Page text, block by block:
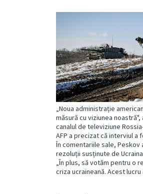
„Noua administrație
măsură cu viziunea
canalul de televiziune
AFP a precizat că interviul
În comentariile sale, Peskov
rezoluții susținute de
„În plus, să votăm pentru o
criza ucraineană. Acest